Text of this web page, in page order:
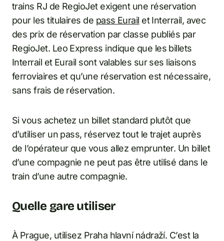
trains RJ de RegioJet exigent une réservation
pour les titulaires de pass Eurail et Interrail, avec
des prix de réservation par classe publiés par
RegioJet. Leo Express indique que les billets
Interrail et Eurail sont valables sur ses liaisons
ferroviaires et qu’une réservation est nécessaire,
sans frais de réservation.
Si vous achetez un billet standard plutôt que
d’utiliser un pass, réservez tout le trajet auprès
de l’opérateur que vous allez emprunter. Un billet
d’une compagnie ne peut pas être utilisé dans le
train d’une autre compagnie.
Quelle gare utiliser
À Prague, utilisez Praha hlavní nádraží. C’est la